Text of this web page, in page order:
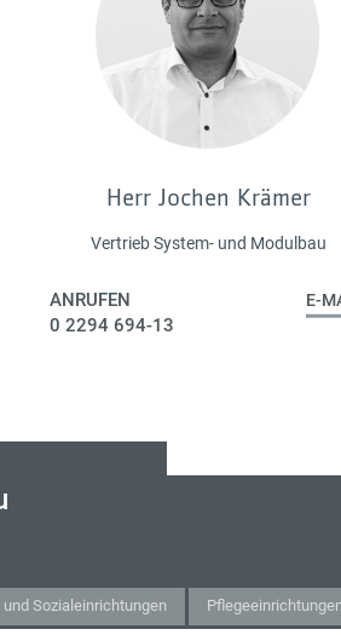
Herr Jochen Krämer
Vertrieb System- und Modulbau
ANRUFEN
0 2294 694-13
E-
und Sozialeinrichtungen